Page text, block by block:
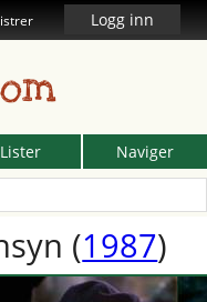
Logg inn
Lister Naviger
(1987)